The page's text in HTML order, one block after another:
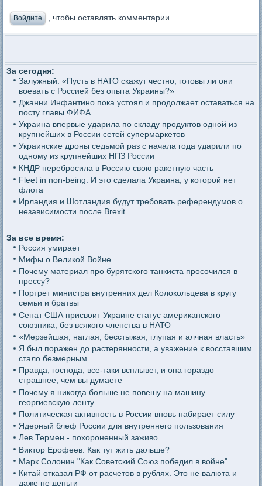
Войдите , чтобы оставлять комментарии
За сегодня:
Залужный: «Пусть в НАТО скажут честно, готовы ли они
воевать с Россией без опыта Украины?»
Джанни Инфантино пока устоял и продолжает оставаться на
посту главы ФИФА
Украина впервые ударила по складу продуктов одной из
крупнейших в России сетей супермаркетов
Украинские дроны седьмой раз с начала года ударили по
одному из крупнейших НПЗ России
КНДР перебросила в Россию свою ракетную часть
Fleet in non-being. И это сделала Украина, у которой нет
флота
Ирландия и Шотландия будут требовать референдумов о
независимости после Brexit
За все время:
Россия умирает
Мифы о Великой Войне
Почему материал про бурятского танкиста просочился в
прессу?
Портрет министра внутренних дел Колокольцева в кругу
семьи и братвы
Сенат США присвоит Украине статус американского
союзника, без всякого членства в НАТО
«Мерзейшая, наглая, бесстыжая, глупая и алчная власть»
Я был поражен до растерянности, а уважение к восставшим
стало безмерным
Правда, господа, все-таки всплывет, и она гораздо
страшнее, чем вы думаете
Почему я никогда больше не повешу на машину
георгиевскую ленту
Политическая активность в России вновь набирает силу
Ядерный блеф России для внутреннего пользования
Лев Термен - похороненный заживо
Виктор Ерофеев: Как тут жить дальше?
Марк Солонин "Как Советский Союз победил в войне"
Китай отказал РФ от расчетов в рублях. Это не валюта и
даже не деньги